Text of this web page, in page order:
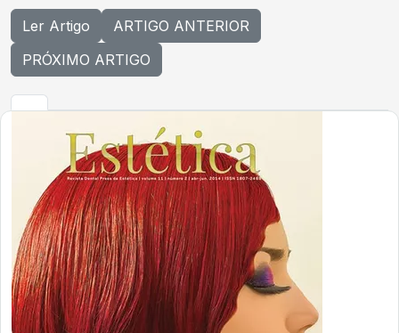
Ler Artigo
ARTIGO ANTERIOR
PRÓXIMO ARTIGO